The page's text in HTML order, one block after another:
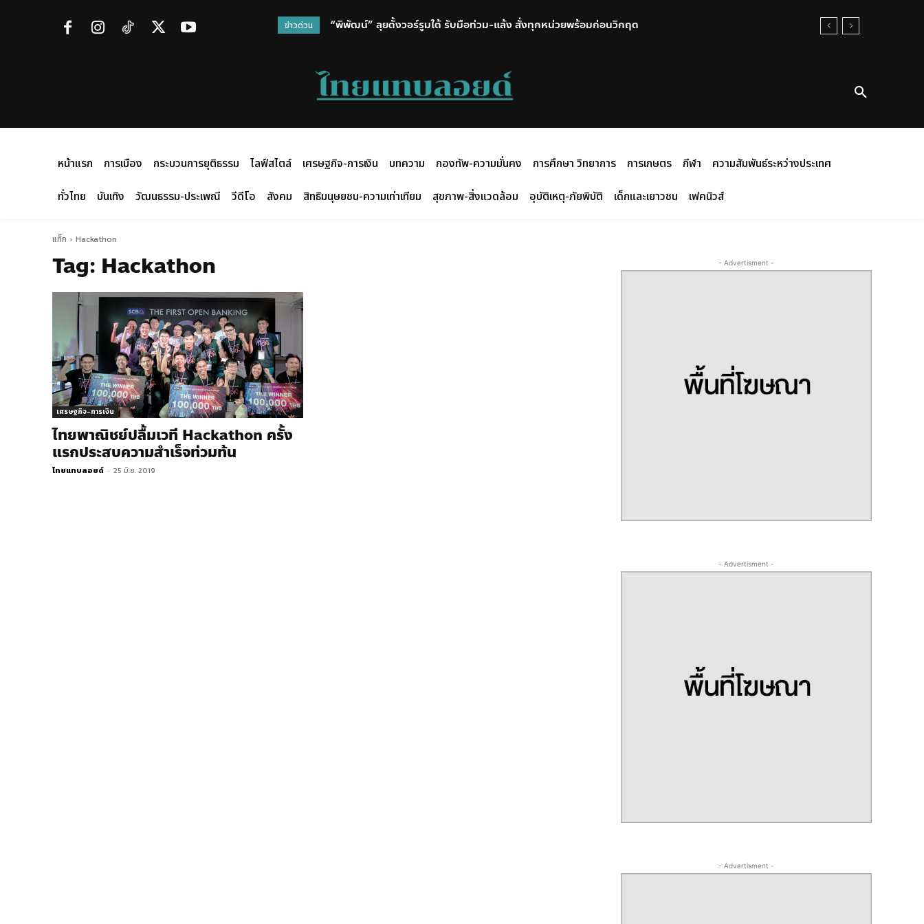
ข่าวด่วน “พิพัฒน์” ลุยตั้งวอร์รูมใต้ รับมือท่วม-แล้ง สั่งทุกหน่วยพร้อมก่อนวิกฤต
หน้าแรก การเมือง กระบวนการยุติธรรม ไลฟ์สไตล์ เศรษฐกิจ-การเงิน บทความ กองทัพ-ความมั่นคง การศึกษา วิทยาการ การเกษตร กีฬา
ความสัมพันธ์ระหว่างประเทศ
ทั่วไทย
บันเทิง วัฒนธรรม-ประเพณี วีดีโอ สังคม สิทธิมนุษยชน-ความเท่าเทียม สุขภาพ-สิ่งแวดล้อม อุบัติเหตุ-ภัยพิบัติ เด็กและเยาวชน เฟคนิวส์
แท็ก Hackathon
Tag: Hackathon
เศรษฐกิจ-การเงิน
ไทยพาณิชย์ปลื้มเวที Hackathon ครั้ง
แรกประสบความสำเร็จท่วมท้น
ไทยแทบลอยด์ - 25 มิ.ย. 2019
- Advertisment -
- Advertisment -
- Advertisment -